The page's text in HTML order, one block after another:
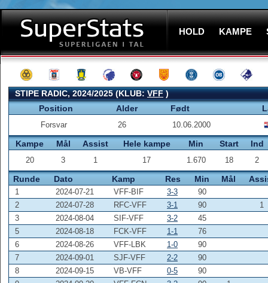
HOLD KAMPE
STIPE RADIC, 2024/2025 (KLUB:VFF)
Position
Alder Født
Forsvar 26 10.06.2000
Kampe Mål Assist Hele kampe Min Start Ind
20 3 1 17 1.670 18 2
Runde Dato Kamp Res Min Mål
1 2024-07-21 VFF-BIF 3-3
90
2
2024-07-28 RFC-VFF 3-1 90
1
3
2024-08-04 SIF-VFF 3-2
45
5
2024-08-18 FCK-VFF 1-1
76
6
2024-08-26 VFF-LBK 1-0
90
7
2024-09-01 SJF-VFF 2-2
90
8
2024-09-15 VB-VFF 0-5
90